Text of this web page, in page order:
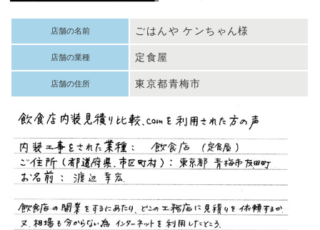
店舗の名前 ごはんや ケンちゃん様
店舗の業種 定食屋
店舗の住所 東京都青梅市